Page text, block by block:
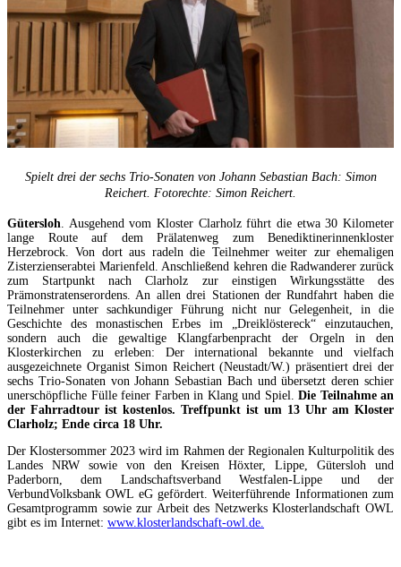
Spielt drei der sechs Trio-Sonaten von Johann Sebastian Bach: Simon
Reichert. Fotorechte: Simon Reichert.
Gütersloh. Ausgehend vom Kloster Clarholz führt die etwa 30 Kilometer
lange Route auf dem Prälatenweg zum Benediktinerinnenkloster
Herzebrock. Von dort aus radeln die Teilnehmer weiter zur ehemaligen
Zisterzienserabtei Marienfeld. Anschließend kehren die Radwanderer zurück
zum Startpunkt nach Clarholz zur einstigen Wirkungsstätte des
Prämonstratenserordens. An allen drei Stationen der Rundfahrt haben die
Teilnehmer unter sachkundiger Führung nicht nur Gelegenheit, in die
Geschichte des monastischen Erbes im „Dreiklöstereck“ einzutauchen,
sondern auch die gewaltige Klangfarbenpracht der Orgeln in den
Klosterkirchen zu erleben: Der international bekannte und vielfach
ausgezeichnete Organist Simon Reichert (Neustadt/W.) präsentiert drei der
sechs Trio-Sonaten von Johann Sebastian Bach und übersetzt deren schier
unerschöpfliche Fülle feiner Farben in Klang und Spiel. Die Teilnahme an
der Fahrradtour ist kostenlos. Treffpunkt ist um 13 Uhr am Kloster
Clarholz; Ende circa 18 Uhr.
Der Klostersommer 2023 wird im Rahmen der Regionalen Kulturpolitik des
Landes NRW sowie von den Kreisen Höxter, Lippe, Gütersloh und
Paderborn, dem Landschaftsverband Westfalen-Lippe und der
VerbundVolksbank OWL eG gefördert. Weiterführende Informationen zum
Gesamtprogramm sowie zur Arbeit des Netzwerks Klosterlandschaft OWL
gibt es im Internet: www.klosterlandschaft-owl.de.